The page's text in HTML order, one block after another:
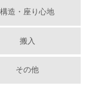
構造・座り心地
搬入
その他